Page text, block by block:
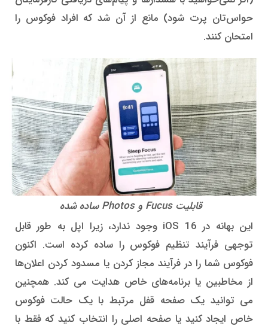
حواس‌تان پرت شود) مانع از آن شد که افراد فوکوس را
امتحان کنند.
قابلیت Fucus و Photos ساده شده
این بهانه در iOS 16 وجود ندارد، زیرا اپل به طور قابل
توجهی فرآیند تنظیم فوکوس را ساده کرده است. اکنون
فوکوس شما را در فرآیند مجاز کردن یا مسدود کردن اعلان‌ها
از مخاطبین یا برنامه‌های خاص هدایت می‌ کند. همچنین
می ‌توانید یک صفحه قفل مرتبط با یک حالت فوکوس
خاص ایجاد کنید یا صفحه اصلی را انتخاب کنید که فقط با